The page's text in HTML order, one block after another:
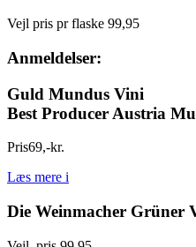
Vejl pris pr flaske 99,95
Anmeldelser:
Guld Mundus Vini
Best Producer Austria
Pris69,-kr.
Læs mere i
Die Weinmacher Grüner